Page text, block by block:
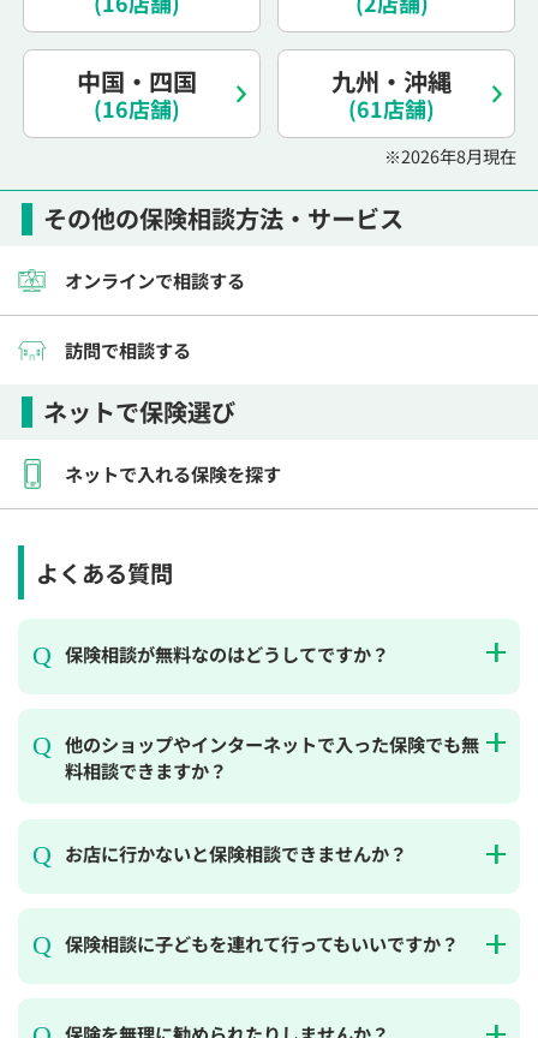
電話で相談予約 （オンライン保険相談専用）
0120-987-110
平日 / 土日祝日 10:00〜17:00（通話無料）
※受付時間外にご予約をいただいた場合は、
その他の保険相談方法・サービス
オンラインで相談する
訪問で相談する
ネットで保険選び
ネットで入れる保険を探す
中国・四国
(16店舗)
九州・沖縄
(61店舗)
※2026年8月現在
よくある質問
保険相談が無料なのはどうしてですか？
他のショップやインターネットで入った保険でも無
料相談できますか？
お店に行かないと保険相談できませんか？
保険相談に子どもを連れて行ってもいいですか？